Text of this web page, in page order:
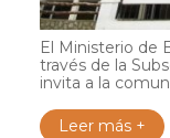
El Ministerio de
través de la
invita a la
Leer más +